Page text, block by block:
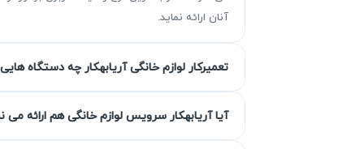
چرا تعمیر اتو پرس گرند ضروری
تعمیر اتو پرس گرند به موقع و با دقت
آنان ارائه نماید.
تعمیرکار لوازم خانگی آریابهکار چه دستگاه
آیا آریابهکار سرویس لوازم خانگی هم ارائه می